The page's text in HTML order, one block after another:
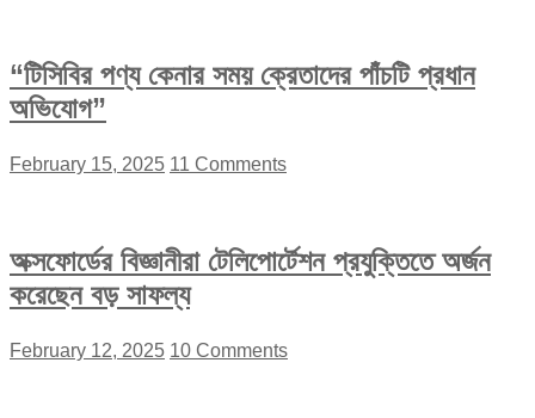
“টিসিবির পণ্য কেনার সময় ক্রেতাদের পাঁচটি প্রধান
অভিযোগ”
February 15, 2025 11 Comments
অক্সফোর্ডের বিজ্ঞানীরা টেলিপোর্টেশন প্রযুক্তিতে অর্জন
করেছেন বড় সাফল্য
February 12, 2025 10 Comments